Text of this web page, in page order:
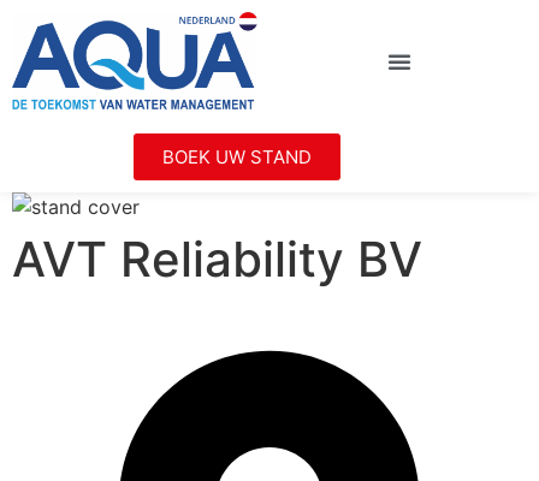
BOEK UW STAND
AVT Reliability BV